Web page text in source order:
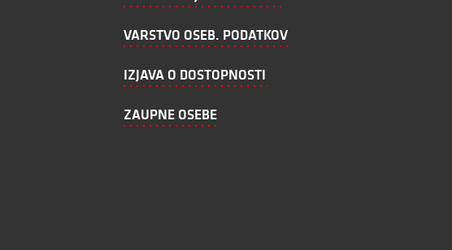
VARSTVO OSEB. PODATKOV
IZJAVA O DOSTOPNOSTI
ZAUPNE OSEBE